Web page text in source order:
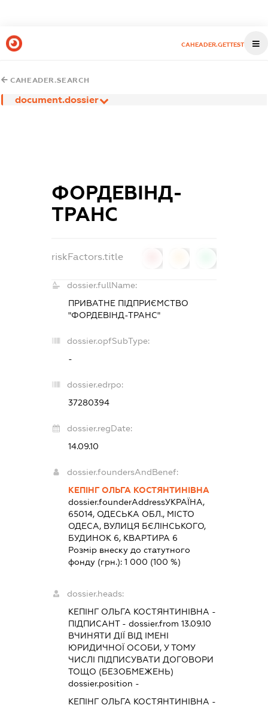
CAHEADER.GETTEST
CAHEADER.SEARCH
document.dossier
ФОРДЕВІНД-
ТРАНС
riskFactors.title
dossier.fullName:
ПРИВАТНЕ ПІДПРИЄМСТВО
"ФОРДЕВІНД-ТРАНС"
dossier.opfSubType:
-
dossier.edrpo:
37280394
dossier.regDate:
14.09.10
dossier.foundersAndBenef:
КЕПІНГ ОЛЬГА КОСТЯНТИНІВНА
dossier.founderAddressУКРАЇНА,
65014, ОДЕСЬКА ОБЛ., МІСТО
ОДЕСА, ВУЛИЦЯ БЄЛІНСЬКОГО,
БУДИНОК 6, КВАРТИРА 6
Розмір внеску до статутного
фонду (грн.):1 000 (100 %)
dossier.heads:
КЕПІНГ ОЛЬГА КОСТЯНТИНІВНА -
ПІДПИСАНТ- dossier.from 13.09.10
ВЧИНЯТИ ДІЇ ВІД ІМЕНІ
ЮРИДИЧНОЇ ОСОБИ, У ТОМУ
ЧИСЛІ ПІДПИСУВАТИ ДОГОВОРИ
ТОЩО (БЕЗОБМЕЖЕНЬ)
dossier.position -
КЕПІНГ ОЛЬГА КОСТЯНТИНІВНА -